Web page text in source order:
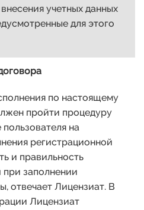
учетных данных
для этого
по настоящему
пройти процедуру
на
регистрационной
и правильность
заполнении
отвечает Лицензиат. В
Лицензиат